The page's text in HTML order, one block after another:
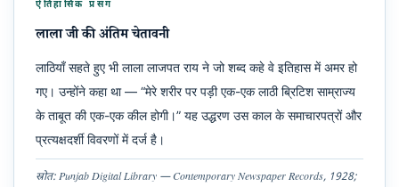
ऐतिहासिक प्रसंग
लाला जी की अंतिम चेतावनी
लाठियाँ सहते हुए भी लाला लाजपत राय ने जो शब्द कहे वे इतिहास में अमर हो
गए। उन्होंने कहा था — “मेरे शरीर पर पड़ी एक-एक लाठी ब्रिटिश साम्राज्य
के ताबूत की एक-एक कील होगी।” यह उद्धरण उस काल के समाचारपत्रों और
प्रत्यक्षदर्शी विवरणों में दर्ज है।
स्रोत: Punjab Digital Library — Contemporary Newspaper Records, 1928;